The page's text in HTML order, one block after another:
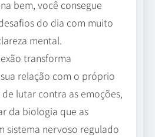
bem, você consegue
do dia com muito
mental.
transforma
relação com o próprio
de lutar contra as emoções,
da biologia que as
sistema nervoso regulado